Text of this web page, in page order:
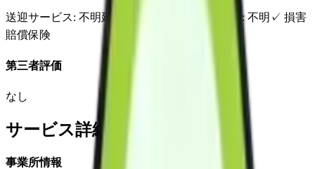
送迎サービス: 不明延長サービス 自宅援助 : 不明 ✓ 損害
賠償保険
第三者評価
なし
サービス詳細
事業所情報